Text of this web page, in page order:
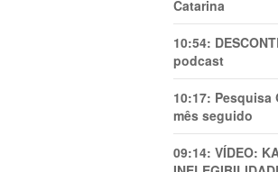
Catarina
10:54:
podcast
10:17: Pesquisa
mês seguido
09:14: VÍDEO: